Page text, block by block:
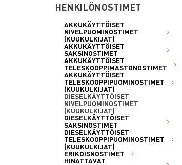
HENKILÖNOSTIMET
AKKUKÄYTTÖISET
NIVELPUOMINOSTIMET
(KUUKULKIJAT)
AKKUKÄYTTÖISET
SAKSINOSTIMET
AKKUKÄYTTÖISET
TELESKOOPPIMASTONOSTIMET
AKKUKÄYTTÖISET
TELESKOOPPIPUOMINOSTIMET
(KUUKULKIJAT)
DIESELKÄYTTÖISET
NIVELPUOMINOSTIMET
(KUUKULKIJAT)
DIESELKÄYTTÖISET
SAKSINOSTIMET
DIESELKÄYTTÖISET
TELESKOOPPIPUOMINOSTIMET
(KUUKULKIJAT)
ERIKOISNOSTIMET
HINATTAVAT